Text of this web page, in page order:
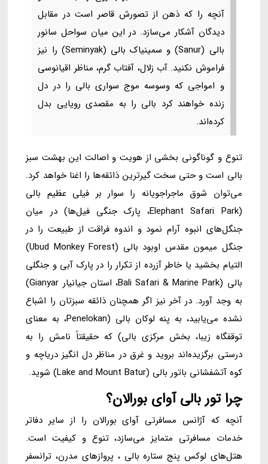
آنچه را که ذهن از تصورش قاصر است در مقابل
دیدگان آشکار می‌سازد. در این میان سواحل سانور
بالی (Sanur) و سمینیاک بالی (Seminyak) را نیز
فراموش نکنید. آب زلال، آفتاب گرم، مناظر اقیانوسی
و امواجی که وسوسه موج سواری بالی را در دل
زنده خواهند کرد بالی را به مقصدی رویایی بدل
کرده‌اند.
تنوع و گوناگونی بخشی از هویت و اصالت این بهشت سبز
بالی است و حتی سخت گیرترین ذائقه‌ها را اغنا خواهد کرد.
می‌توان شوق ماجراجویانه را سوار بر فیلی عظیم بالی
(Elephant Safari Park، پارک جنگی فیل‌ها) در میان
جنگل‌های انبوه آرام نمود و اندوه فراقت از طبیعت را در
جنگل میمون مقدس اوبود بالی (Ubud Monkey Forest)
التیام بخشید یا خاطر آزرده از تکرار را در پارک آبی و جنگلی
بالی (Bali Safari & Marine Park، استان جیانیار Gianyar)
به وجد آورد. در آخر نیز اگر همچنان ذائقه سبزتان را اشباع
نشده می‌یابید، به پنه ‌لوکان بالی (Penelokan، به معنای
توقفگاه زیبا، بخش مرکزی بالی) که حقیقتاً نامش را به
درستی برگزیده‌اند بروید و غرق در مناظر دل انگیز دریاچه و
کوه آتشفشانی باتور بالی (Lake and Mount Batur) شوید.
چرا تور بالی آوای بورالان؟
آنچه که آژانس مسافرتی آوای بورالان را از سایر دفاتر
خدمات مسافرتی متمایز می‌سازد، تنوع و کیفیت است.
هتل‌های لوکس پنج ستاره بالی ، پروازهای مدرن، ترانسفر